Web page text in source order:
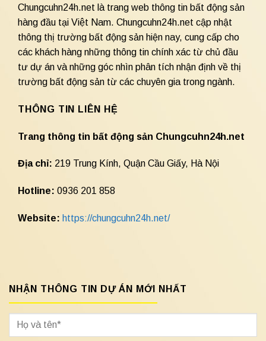
Chungcuhn24h.net là trang web thông tin bất động sản
hàng đầu tại Việt Nam. Chungcuhn24h.net cập nhật
thông thị trường bất động sản hiện nay, cung cấp cho
các khách hàng những thông tin chính xác từ chủ đầu
tư dự án và những góc nhìn phân tích nhận định về thị
trường bất động sản từ các chuyên gia trong ngành.
THÔNG TIN LIÊN HỆ
Trang thông tin bất động sản Chungcuhn24h.net
Địa chỉ: 219 Trung Kính, Quận Cầu Giấy, Hà Nội
Hotline: 0936 201 858
Website: https://chungcuhn24h.net/
NHẬN THÔNG TIN DỰ ÁN MỚI NHẤT